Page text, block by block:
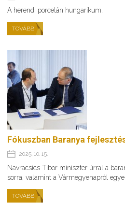
A herendi porcelán hungarikum.
TOVÁBB
Fókuszban Baranya
2025. 10. 15.
Navracsics Tibor miniszter úrral a
sorra, valamint a Vármegyenapról
TOVÁBB